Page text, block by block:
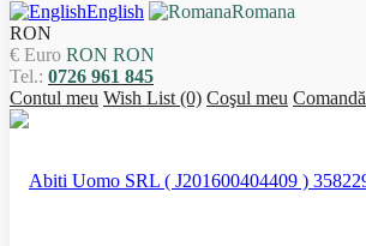
English
Romana
RON
€ Euro RON RON
Tel.: 0726 961 845
Contul meu Wish List (0) Coşul meu Comandă